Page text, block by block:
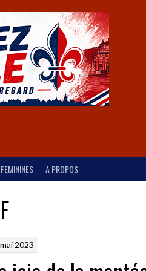
FEMININES A PROPOS
2023